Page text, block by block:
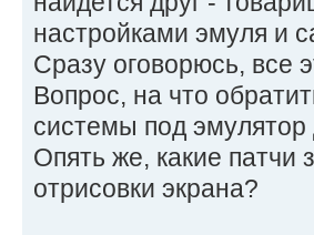
настройками эмуля и
Сразу оговорюсь, все
Вопрос, на что
системы под эмулятор
Опять же, какие патчи
отрисовки экрана?